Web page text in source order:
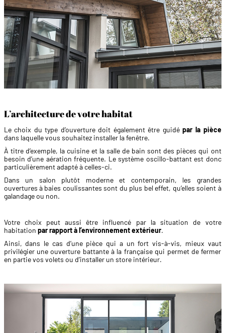
L’architecture de votre habitat
Le choix du type d’ouverture doit également être guidépar la pièce
dans laquelle vous souhaitez installer la fenêtre.
À titre d’exemple, la cuisine et la salle de bain sont des pièces qui ont
besoin d’une aération fréquente. Le système oscillo-battant est donc
particulièrement adapté à celles-ci.
Dans un salon plutôt moderne et contemporain, les grandes
ouvertures à baies coulissantes sont du plus bel effet, qu’elles soient à
galandage ou non.
Votre choix peut aussi être influencé par la situation de votre
habitation par rapport à l’environnement extérieur.
Ainsi, dans le cas d’une pièce qui a un fort vis-à-vis, mieux vaut
privilégier une ouverture battante à la française qui permet de fermer
en partie vos volets ou d’installer un store intérieur.